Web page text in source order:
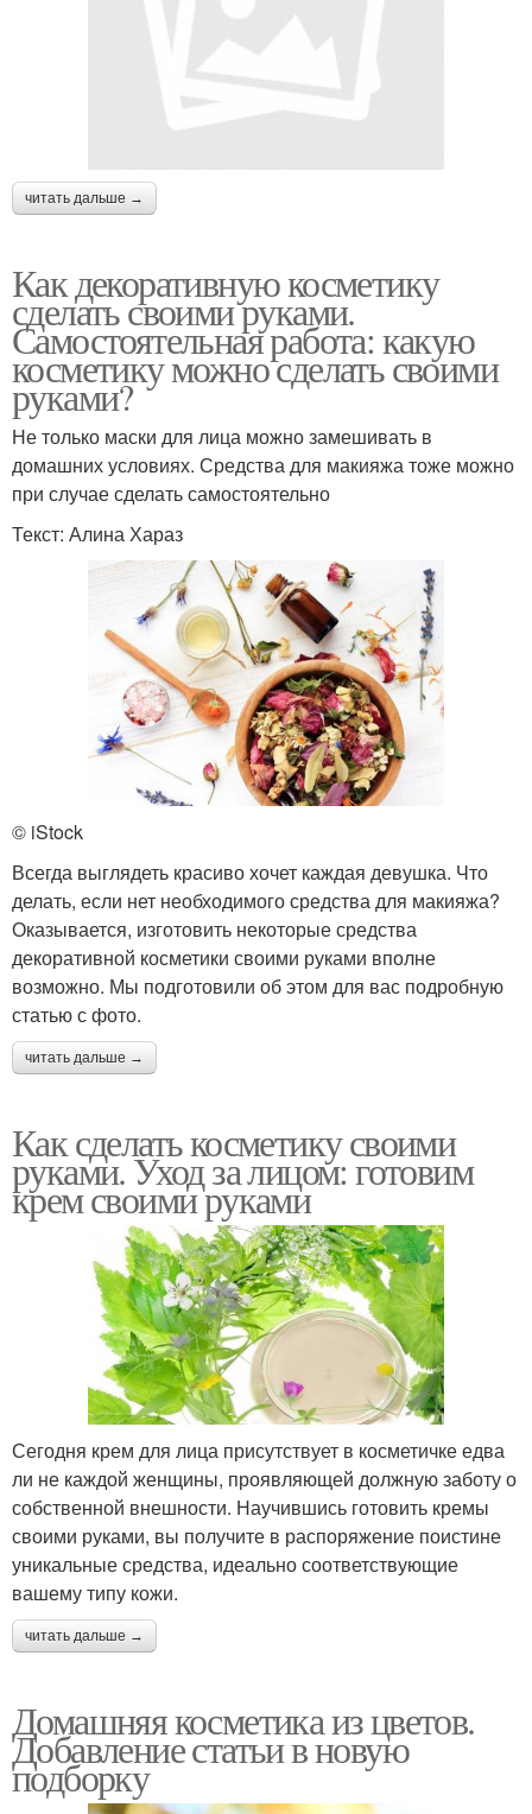
читать дальше →
Как декоративную косметику
сделать своими руками.
Самостоятельная работа: какую
косметику можно сделать своими
руками?
Не только маски для лица можно замешивать в
домашних условиях. Средства для макияжа тоже можно
при случае сделать самостоятельно
Текст: Алина Хараз
© iStock
Всегда выглядеть красиво хочет каждая девушка. Что
делать, если нет необходимого средства для макияжа?
Оказывается, изготовить некоторые средства
декоративной косметики своими руками вполне
возможно. Мы подготовили об этом для вас подробную
статью с фото.
читать дальше →
Как сделать косметику своими
руками. Уход за лицом: готовим
крем своими руками
Сегодня крем для лица присутствует в косметичке едва
ли не каждой женщины, проявляющей должную заботу о
собственной внешности. Научившись готовить кремы
своими руками, вы получите в распоряжение поистине
уникальные средства, идеально соответствующие
вашему типу кожи.
читать дальше →
Домашняя косметика из цветов.
Добавление статьи в новую
подборку